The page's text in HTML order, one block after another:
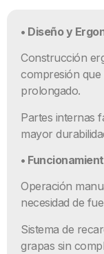
• Diseño y
Construcción
compresión
prolongado.
Partes internas
mayor
•
Operación
necesidad de
Sistema de
grapas sin